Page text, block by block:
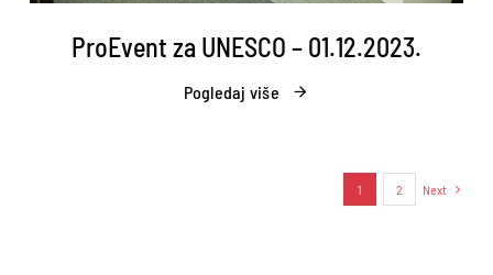
ProEvent za UNESCO – 01.12.2023.
Pogledaj više
1 2 Next